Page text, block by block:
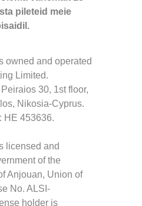
pileteid meie
owned and operated
Limited.
30, 1st floor,
Nikosia-Cyprus.
HE 453636.
licensed and
of the
Anjouan, Union of
No. ALSI-
holder is